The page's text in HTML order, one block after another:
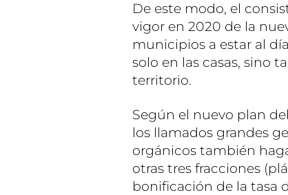
De este modo, el
vigor en 2020 de la
municipios a estar al
solo en las casas, sino
territorio.
Según el nuevo plan
los llamados grandes
orgánicos también
otras tres fracciones
bonificación de la tasa